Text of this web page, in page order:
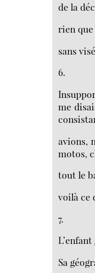
de la
rien
sans
6.
me
avions,
motos,
tout le
voilà ce
7.
Sa